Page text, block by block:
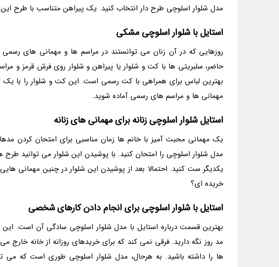
مدل شلوار اسلوچی طرح دار انتخاب کنید. یک پیراهن متناسب با طرح این
استایل با شلوار اسلوچی مشکی
روزهایی که در آن زنان می توانستند در مراسم ها و مهمانی های
حاضر، سلبریتی ها با کت و شلوار یا پیراهن و شلوار روی فرش قرمز و
بهترین لباس برای همراهی با کت رسمی است. این کت و شلوار را با
مهمانی ها و مراسم های رسمی آماده شوید.
استایل شلوار اسلوچی زنانه برای مهمانی های زنانه
یک مهمانی محبت آمیز با خانم ها زمان مناسبی برای امتحان کردن
مدل شلوار اسلوچی را امتحان کنید. با پوشیدن این شلوار می توانید
یکدیگر ست کنید. احتمالا بعد از پوشیدن این شلوار در چنین مهمانی
خریده ای؟
استایل با شلوار اسلوچی برای انجام دادن کارهای شخصی
بهترین قسمت درباره استایل با مدل شلوار اسلوچی سادگی آن است.
مد روز نگه دارید. فرقی نمی کند که برای خریدهای روزانه از خانه
ها را داشته باشید. به هرحال، مدل شلوار اسلوچی طوری است که می